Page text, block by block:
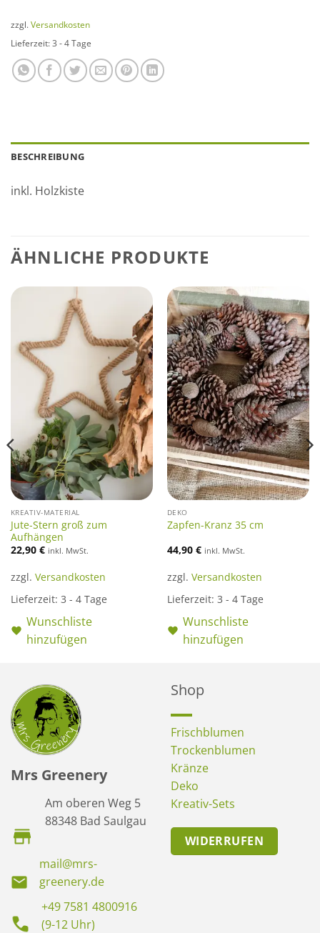
zzgl. Versandkosten
Lieferzeit: 3 - 4 Tage
BESCHREIBUNG
inkl. Holzkiste
ÄHNLICHE PRODUKTE
KREATIV-MATERIAL
Jute-Stern groß zum
Aufhängen
22,90 € inkl. MwSt.
zzgl. Versandkosten
Lieferzeit: 3 - 4 Tage
Wunschliste
hinzufügen
DEKO
Zapfen-Kranz 35 cm
44,90 € inkl. MwSt.
zzgl. Versandkosten
Lieferzeit: 3 - 4 Tage
Wunschliste
hinzufügen
Mrs Greenery
Am oberen Weg 5
88348 Bad Saulgau
mail@mrs-
greenery.de
+49 7581 4800916
(9-12 Uhr)
Shop
Frischblumen
Trockenblumen
Kränze
Deko
Kreativ-Sets
WIDERRUFEN